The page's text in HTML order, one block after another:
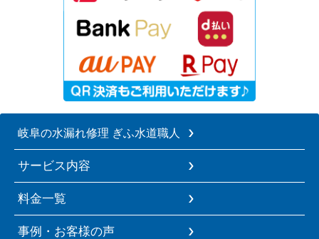
岐阜の水漏れ修理 ぎふ水道職人
サービス内容
料金一覧
事例・お客様の声